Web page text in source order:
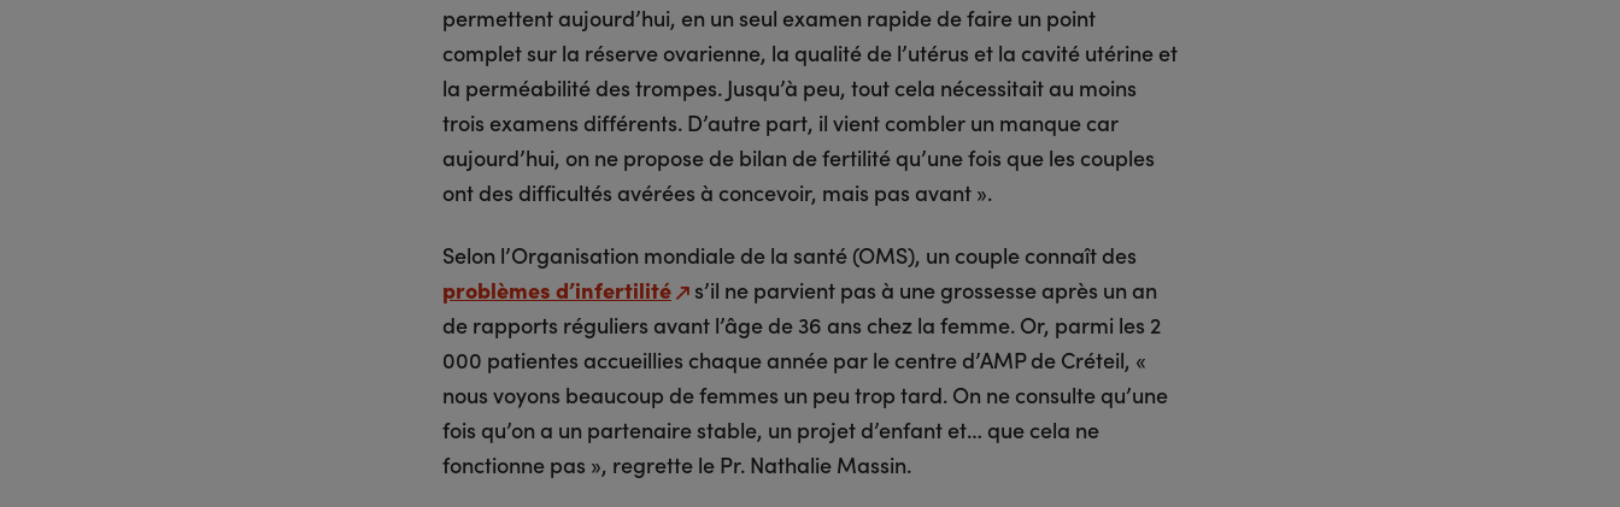
permettent aujourd’hui, en un seul examen rapide de faire un point
complet sur la réserve ovarienne, la qualité de l’utérus et la cavité utérine et
la perméabilité des trompes. Jusqu’à peu, tout cela nécessitait au moins
trois examens différents. D’autre part, il vient combler un manque car
aujourd’hui, on ne propose de bilan de fertilité qu’une fois que les couples
ont des difficultés avérées à concevoir, mais pas avant ».
Selon l’Organisation mondiale de la santé (OMS), un couple connaît des
problèmes d’infertilité
s’il ne parvient pas à une grossesse après un an
de rapports réguliers avant l’âge de 36 ans chez la femme. Or, parmi les 2
000 patientes accueillies chaque année par le centre d’AMP de Créteil, «
nous voyons beaucoup de femmes un peu trop tard. On ne consulte qu’une
fois qu’on a un partenaire stable, un projet d’enfant et… que cela ne
fonctionne pas », regrette le Pr. Nathalie Massin.